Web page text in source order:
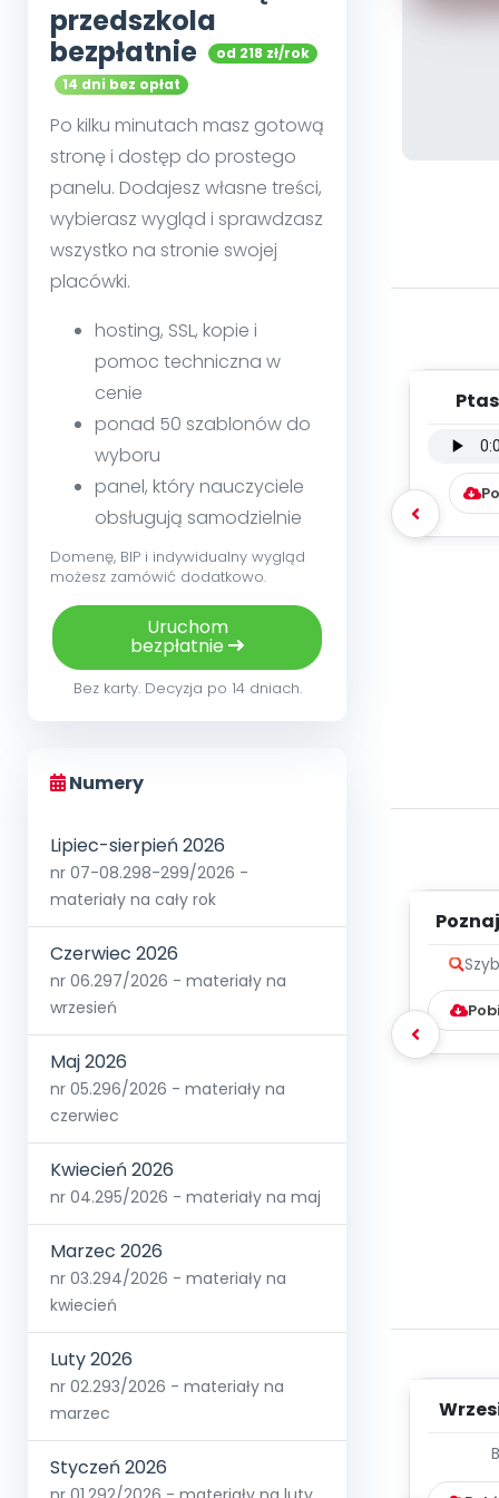
przedszkola
bezpłatnie
od 218 zł/rok
14 dni bez opłat
Po kilku minutach masz gotową
stronę i dostęp do prostego
panelu. Dodajesz własne treści,
wybierasz wygląd i sprawdzasz
wszystko na stronie swojej
placówki.
hosting, SSL, kopie i
pomoc techniczna w
cenie
ponad 50 szablonów do
wyboru
panel, który nauczyciele
obsługują samodzielnie
Domenę, BIP i indywidualny wygląd
możesz zamówić dodatkowo.
Uruchom
bezpłatnie
Bez karty. Decyzja po 14 dniach.
Numery
Lipiec-sierpień 2026
nr 07-08.298-299/2026 -
materiały na cały rok
Czerwiec 2026
nr 06.297/2026 - materiały na
wrzesień
Maj 2026
nr 05.296/2026 - materiały na
czerwiec
Kwiecień 2026
nr 04.295/2026 - materiały na maj
Marzec 2026
nr 03.294/2026 - materiały na
kwiecień
Luty 2026
nr 02.293/2026 - materiały na
marzec
Styczeń 2026